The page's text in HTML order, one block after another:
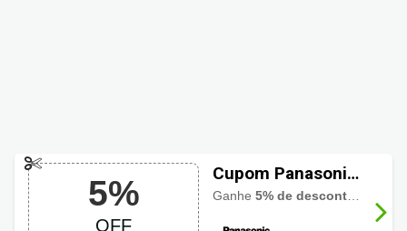
5%
OFF
Cupom Panasonic
5% OFF na sua
Ganhe5% de desconto